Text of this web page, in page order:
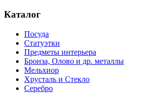
Каталог
Посуда
Статуэтки
Предметы интерьера
Бронза, Олово и др. металлы
Мельхиор
Хрусталь и Стекло
Серебро